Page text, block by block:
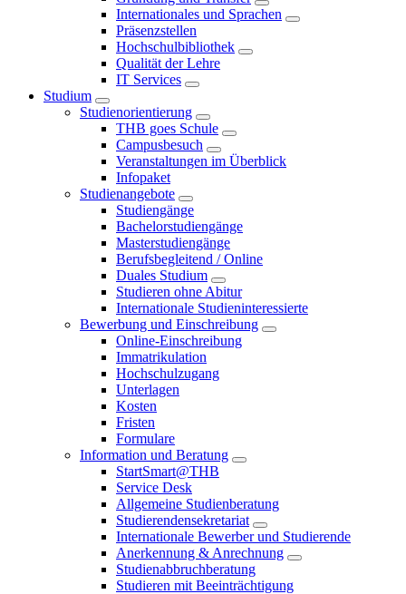
Internationales und Sprachen
Präsenzstellen
Hochschulbibliothek
Qualität der Lehre
IT Services
Studium
Studienorientierung
THB goes Schule
Campusbesuch
Veranstaltungen im Überblick
Infopaket
Studienangebote
Studiengänge
Bachelorstudiengänge
Masterstudiengänge
Berufsbegleitend / Online
Duales Studium
Studieren ohne Abitur
Internationale Studieninteressierte
Bewerbung und Einschreibung
Online-Einschreibung
Immatrikulation
Hochschulzugang
Unterlagen
Kosten
Fristen
Formulare
Information und Beratung
StartSmart@THB
Service Desk
Allgemeine Studienberatung
Studierendensekretariat
Internationale Bewerber und Studierende
Anerkennung & Anrechnung
Studienabbruchberatung
Studieren mit Beeinträchtigung